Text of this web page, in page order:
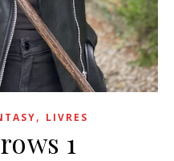
, LIVRES
1